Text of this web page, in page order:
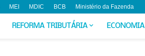
MEI MDIC BCB Ministério da Fazenda
REFORMA TRIBUTÁRIA ECONOMIA